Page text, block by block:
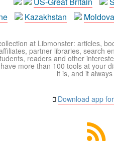
Kazakhstan Moldova
at Libmonster: articles,
partner libraries, search
readers and other
more than 100 tools at your
it is, and it
Download app